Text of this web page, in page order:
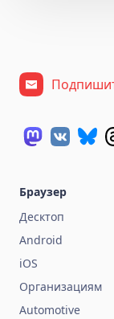
Браузер
Десктоп
Android
iOS
Организациям
Automotive